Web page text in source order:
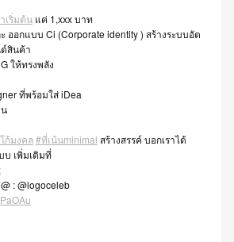
เริ่มต้นแค่ 1,xxx บาท
ออกแบบ Ci (Corporate identity ) สร้างระบบอัต
สินค้า
ให้ทรงพลัง
ที่พร้อมใส่ iDea
ก้มงคล#ที่เน้นminimal สร้างสรรค์ บอกเราได้
บ เพิ่มเติมที่
: @logoceleb